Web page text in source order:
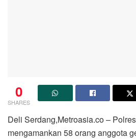
0
SHARES
Deli Serdang,Metroasia.co –
mengamankan 58 orang anggota